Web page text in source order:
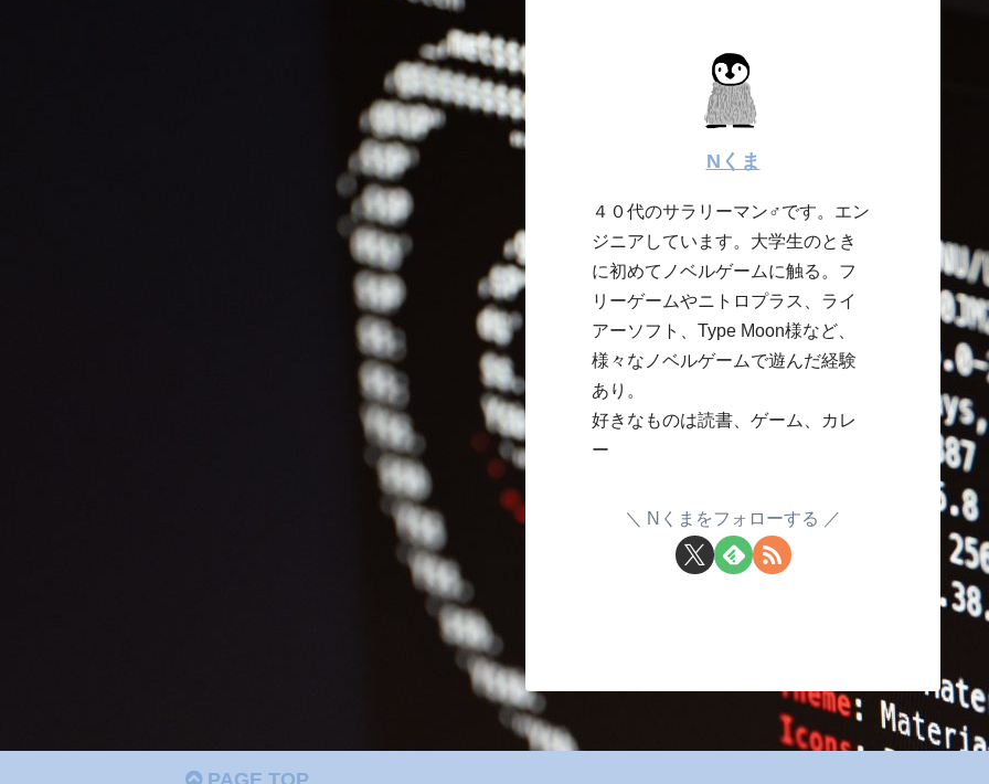
Nくま
４０代のサラリーマン♂です。エン
ジニアしています。大学生のとき
に初めてノベルゲームに触る。フ
リーゲームやニトロプラス、ライ
アーソフト、Type Moon様など、
様々なノベルゲームで遊んだ経験
あり。
好きなものは読書、ゲーム、カレ
ー
Nくまをフォローする
PAGE TOP